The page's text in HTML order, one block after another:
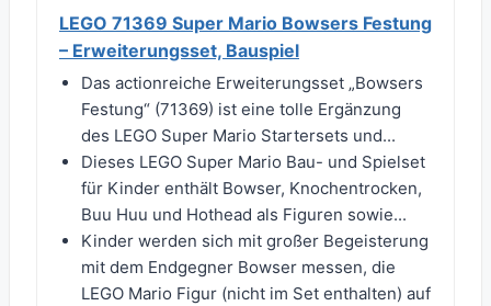
LEGO 71369 Super Mario Bowsers Festung
– Erweiterungsset, Bauspiel
Das actionreiche Erweiterungsset „Bowsers
Festung“ (71369) ist eine tolle Ergänzung
des LEGO Super Mario Startersets und...
Dieses LEGO Super Mario Bau- und Spielset
für Kinder enthält Bowser, Knochentrocken,
Buu Huu und Hothead als Figuren sowie...
Kinder werden sich mit großer Begeisterung
mit dem Endgegner Bowser messen, die
LEGO Mario Figur (nicht im Set enthalten) auf